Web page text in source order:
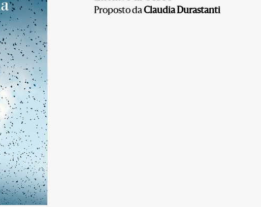
Proposto daClaudia Durastanti